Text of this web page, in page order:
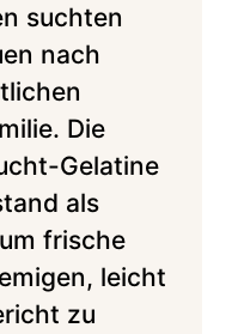
suchten
nach
Die
Gelatine
als
frische
leicht
zu